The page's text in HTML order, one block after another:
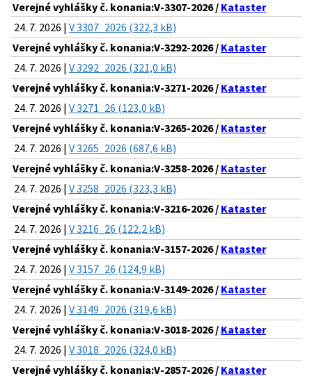
Verejné vyhlášky č. konania:V-3307-2026 / Kataster
24. 7. 2026 | V 3307_2026 (322,3 kB)
Verejné vyhlášky č. konania:V-3292-2026 / Kataster
24. 7. 2026 | V 3292_2026 (321,0 kB)
Verejné vyhlášky č. konania:V-3271-2026 / Kataster
24. 7. 2026 | V 3271_26 (123,0 kB)
Verejné vyhlášky č. konania:V-3265-2026 / Kataster
24. 7. 2026 | V 3265_2026 (687,6 kB)
Verejné vyhlášky č. konania:V-3258-2026 / Kataster
24. 7. 2026 | V 3258_2026 (323,3 kB)
Verejné vyhlášky č. konania:V-3216-2026 / Kataster
24. 7. 2026 | V 3216_26 (122,2 kB)
Verejné vyhlášky č. konania:V-3157-2026 / Kataster
24. 7. 2026 | V 3157_26 (124,9 kB)
Verejné vyhlášky č. konania:V-3149-2026 / Kataster
24. 7. 2026 | V 3149_2026 (319,6 kB)
Verejné vyhlášky č. konania:V-3018-2026 / Kataster
24. 7. 2026 | V 3018_2026 (324,0 kB)
Verejné vyhlášky č. konania:V-2857-2026 / Kataster